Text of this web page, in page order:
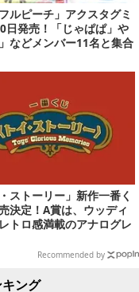
フルピーチ」アクスタグミ
日発売！「じゃぱぱ」や
」などメンバー11名と集合
全15種、ボールチェーン
クセサリーにも
・ストーリー」新作一番く
決定！A賞は、ウッディ
トロ感満載のアナログレ
を走る姿で立体化
Recommended by
ング